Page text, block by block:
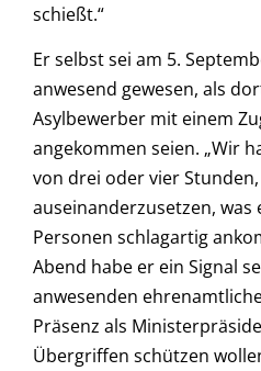
schießt.“
Er selbst sei am 5.
anwesend gewesen, als
Asylbewerber mit einem
angekommen seien. „Wir
von drei oder vier
auseinanderzusetzen, was
Personen schlagartig
Abend habe er ein Signal
anwesenden
Präsenz als
Übergriffen schützen